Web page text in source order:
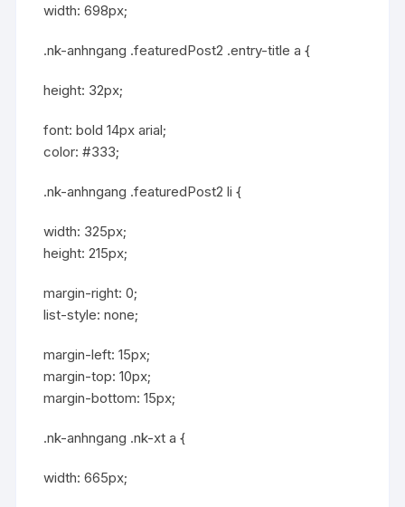
width: 698px;
.nk-anhngang .featuredPost2 .entry-title a {
height: 32px;
font: bold 14px arial;
color: #333;
.nk-anhngang .featuredPost2 li {
width: 325px;
height: 215px;
margin-right: 0;
list-style: none;
margin-left: 15px;
margin-top: 10px;
margin-bottom: 15px;
.nk-anhngang .nk-xt a {
width: 665px;